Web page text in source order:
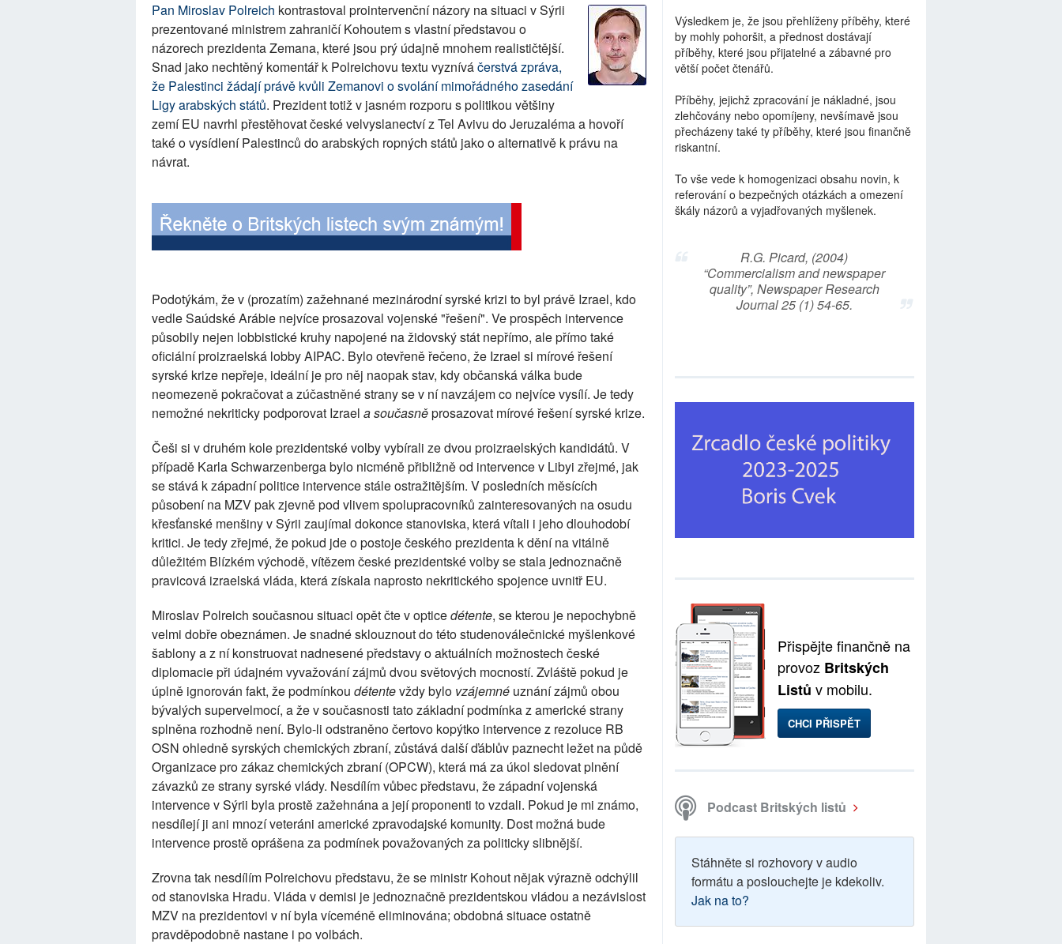
Pan Miroslav Polreich kontrastoval prointervenční názory na situaci v Sýrii
prezentované ministrem zahraničí Kohoutem s vlastní představou o
názorech prezidenta Zemana, které jsou prý údajně mnohem realističtější.
Snad jako nechtěný komentář k Polreichovu textu vyzníváčerstvá zpráva,
že Palestinci žádají právě kvůli Zemanovi o svolání mimořádného zasedání
Ligy arabských států. Prezident totiž v jasném rozporu s politikou většiny
zemí EU navrhl přestěhovat české velvyslanectví z Tel Avivu do Jeruzaléma a hovoří
také o vysídlení Palestinců do arabských ropných států jako o alternativě k právu na
návrat.
Podotýkám, že v (prozatím) zažehnané mezinárodní syrské krizi to byl právě Izrael, kdo
vedle Saúdské Arábie nejvíce prosazoval vojenské "řešení". Ve prospěch intervence
působily nejen lobbistické kruhy napojené na židovský stát nepřímo, ale přímo také
oficiální proizraelská lobby AIPAC. Bylo otevřeně řečeno, že Izrael si mírové řešení
syrské krize nepřeje, ideální je pro něj naopak stav, kdy občanská válka bude
neomezeně pokračovat a zúčastněné strany se v ní navzájem co nejvíce vysílí. Je tedy
nemožné nekriticky podporovat Izrael a současněprosazovat mírové řešení syrské krize.
Češi si v druhém kole prezidentské volby vybírali ze dvou proizraelských kandidátů. V
případě Karla Schwarzenberga bylo nicméně přibližně od intervence v Libyi zřejmé, jak
se stává k západní politice intervence stále ostražitějším. V posledních měsících
působení na MZV pak zjevně pod vlivem spolupracovníků zainteresovaných na osudu
křesťanské menšiny v Sýrii zaujímal dokonce stanoviska, která vítali i jeho dlouhodobí
kritici. Je tedy zřejmé, že pokud jde o postoje českého prezidenta k dění na vitálně
důležitém Blízkém východě, vítězem české prezidentské volby se stala jednoznačně
pravicová izraelská vláda, která získala naprosto nekritického spojence uvnitř EU.
Miroslav Polreich současnou situaci opět čte v opticedétente, se kterou je nepochybně
velmi dobře obeznámen. Je snadné sklouznout do této studenoválečnické myšlenkové
šablony a z ní konstruovat nadnesené představy o aktuálních možnostech české
diplomacie při údajném vyvažování zájmů dvou světových mocností. Zvláště pokud je
úplně ignorován fakt, že podmínkou détentevždy bylo vzájemné uznání zájmů obou
bývalých supervelmocí, a že v současnosti tato základní podmínka z americké strany
splněna rozhodně není. Bylo-li odstraněno čertovo kopýtko intervence z rezoluce RB
OSN ohledně syrských chemických zbraní, zůstává další ďáblův paznecht ležet na půdě
Organizace pro zákaz chemických zbraní (OPCW), která má za úkol sledovat plnění
závazků ze strany syrské vlády. Nesdílím vůbec představu, že západní vojenská
intervence v Sýrii byla prostě zažehnána a její proponenti to vzdali. Pokud je mi známo,
nesdílejí ji ani mnozí veteráni americké zpravodajské komunity. Dost možná bude
intervence prostě oprášena za podmínek považovaných za politicky slibnější.
Zrovna tak nesdílím Polreichovu představu, že se ministr Kohout nějak výrazně odchýlil
od stanoviska Hradu. Vláda v demisi je jednoznačně prezidentskou vládou a nezávislost
MZV na prezidentovi v ní byla víceméně eliminována; obdobná situace ostatně
pravděpodobně nastane i po volbách.
Výsledkem je, že jsou přehlíženy příběhy, které
by mohly pohoršit, a přednost dostávají
příběhy, které jsou přijatelné a zábavné pro
větší počet čtenářů.
Příběhy, jejichž zpracování je nákladné, jsou
zlehčovány nebo opomíjeny, nevšímavě jsou
přecházeny také ty příběhy, které jsou finančně
riskantní.
To vše vede k homogenizaci obsahu novin, k
referování o bezpečných otázkách a omezení
škály názorů a vyjadřovaných myšlenek.
R.G. Picard, (2004)
“Commercialism and newspaper
quality”, Newspaper Research
Journal 25 (1) 54-65.
Přispějte finančně na
provoz Britských
Listů v mobilu.
CHCI PŘISPĚT
Podcast Britských listů
Stáhněte si rozhovory v audio
formátu a poslouchejte je kdekoliv.
Jak na to?